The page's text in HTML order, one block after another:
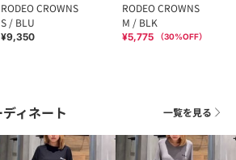
RODEO CROWNS
S / BLU
¥9,350
RODEO CROWNS
M / BLK
¥5,775 （30%OFF）
ィネート 一覧を見る